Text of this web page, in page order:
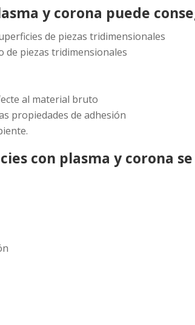
y corona puede
de piezas tridimensionales
de piezas tridimensionales
al material bruto
propiedades de adhesión
con plasma y corona